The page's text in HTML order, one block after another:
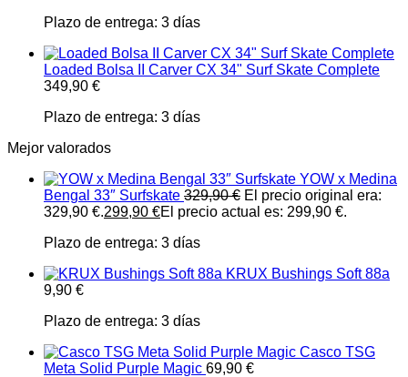
Plazo de entrega: 3 días
Loaded Bolsa II Carver CX 34" Surf Skate Complete
349,90 €
Plazo de entrega: 3 días
Mejor valorados
YOW x Medina
Bengal 33″ Surfskate 329,90€ El precio original era:
329,90 €.299,90 €El precio actual es: 299,90 €.
Plazo de entrega: 3 días
KRUX Bushings Soft 88a
9,90 €
Plazo de entrega: 3 días
Casco TSG
Meta Solid Purple Magic 69,90 €